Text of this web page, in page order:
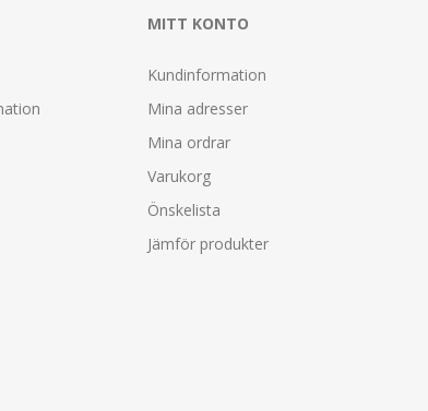
MITT KONTO
Kundinformation
Mina adresser
Mina ordrar
Varukorg
Önskelista
Jämför produkter